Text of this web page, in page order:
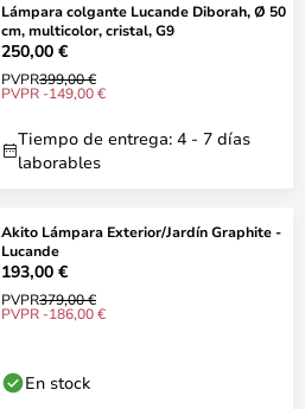
Lámpara colgante Lucande Diborah, Ø 50
cm, multicolor, cristal, G9
250,00 €
PVPR399,00 €
PVPR -149,00 €
Tiempo de entrega: 4 - 7 días
laborables
Akito Lámpara Exterior/Jardín Graphite -
Lucande
193,00 €
PVPR379,00 €
PVPR -186,00 €
En stock